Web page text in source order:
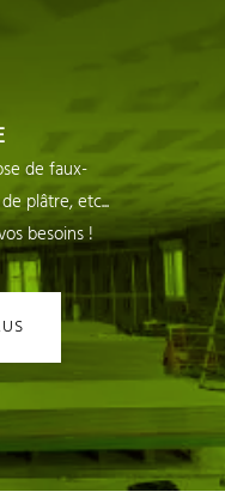
de faux-
plâtre, etc...
besoins !